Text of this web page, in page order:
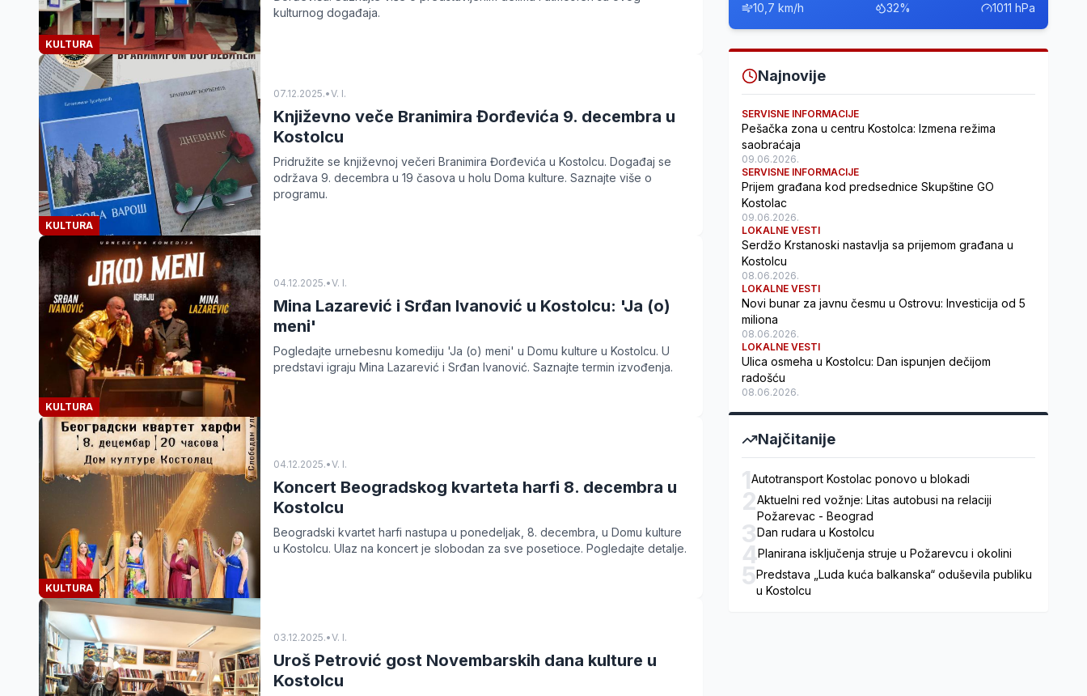
KULTURA
kulturnog događaja.
KULTURA
07.12.2025.•V. I.
Književno veče Branimira Đorđevića 9. decembra u
Kostolcu
Pridružite se književnoj večeri Branimira Đorđevića u Kostolcu. Događaj se
održava 9. decembra u 19 časova u holu Doma kulture. Saznajte više o
programu.
KULTURA
04.12.2025.•V. I.
Mina Lazarević i Srđan Ivanović u Kostolcu: 'Ja (o)
meni'
Pogledajte urnebesnu komediju 'Ja (o) meni' u Domu kulture u Kostolcu. U
predstavi igraju Mina Lazarević i Srđan Ivanović. Saznajte termin izvođenja.
KULTURA
04.12.2025.•V. I.
Koncert Beogradskog kvarteta harfi 8. decembra u
Kostolcu
Beogradski kvartet harfi nastupa u ponedeljak, 8. decembra, u Domu kulture
u Kostolcu. Ulaz na koncert je slobodan za sve posetioce. Pogledajte detalje.
03.12.2025.•V. I.
Uroš Petrović gost Novembarskih dana kulture u
Kostolcu
10,7 km/h 32% 1011 hPa
Najnovije
SERVISNE INFORMACIJE
Pešačka zona u centru Kostolca: Izmena režima
saobraćaja
09.06.2026.
SERVISNE INFORMACIJE
Prijem građana kod predsednice Skupštine GO
Kostolac
09.06.2026.
LOKALNE VESTI
Serdžo Krstanoski nastavlja sa prijemom građana u
Kostolcu
08.06.2026.
LOKALNE VESTI
Novi bunar za javnu česmu u Ostrovu: Investicija od 5
miliona
08.06.2026.
LOKALNE VESTI
Ulica osmeha u Kostolcu: Dan ispunjen dečijom
radošću
08.06.2026.
Najčitanije
1Autotransport Kostolac ponovo u blokadi
2Aktuelni red vožnje: Litas autobusi na relaciji
Požarevac - Beograd
3Dan rudara u Kostolcu
4Planirana isključenja struje u Požarevcu i okolini
5Predstava „Luda kuća balkanska“ oduševila publiku
u Kostolcu